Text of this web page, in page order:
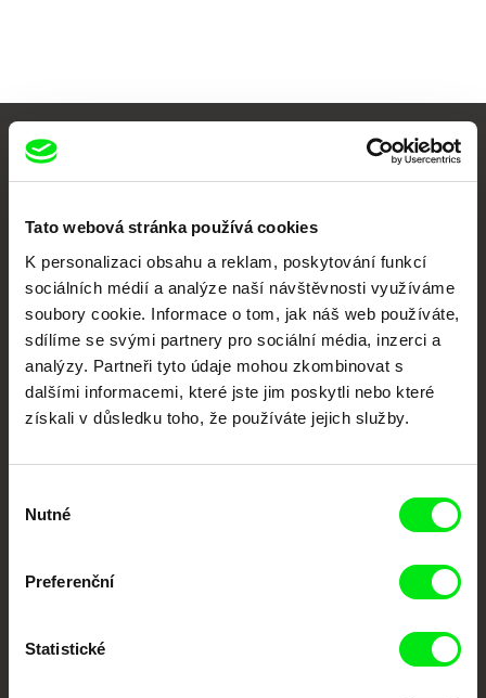
Tato webová stránka používá cookies
K personalizaci obsahu a reklam, poskytování funkcí
sociálních médií a analýze naší návštěvnosti využíváme
soubory cookie. Informace o tom, jak náš web používáte,
sdílíme se svými partnery pro sociální média, inzerci a
analýzy. Partneři tyto údaje mohou zkombinovat s
dalšími informacemi, které jste jim poskytli nebo které
získali v důsledku toho, že používáte jejich služby.
souhlasu
Nutné
Preferenční
Statistické
Nové festivalové filmy
každý týden
Portál DAFilms.cz je výsledkem tvůrčí spolupráce 7 klíčových evropských
festivalů dokumentárního filmu sdružených do Doc Alliance. Naším cílem je
podporovat kvalitní autorské filmy.
Členové Doc Alliance
DOK Leipzig